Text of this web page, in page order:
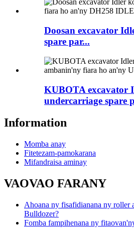
Doosan excavator
spare par...
KUBOTA excavator
undercarriage spare
Information
Momba anay
Fitetezam-pamokarana
Mifandraisa aminay
VAOVAO FARANY
Ahoana ny fisafidianana ny roller
Bulldozer?
Fomba fampihenana ny